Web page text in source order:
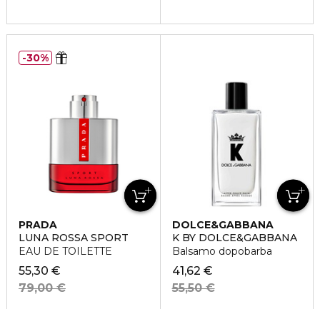
PRADA
LUNA ROSSA SPORT
EAU DE TOILETTE
55,30 €
79,00 €
30%
DOLCE&GABBANA
K BY DOLCE&GABBANA
Balsamo dopobarba
41,62 €
55,50 €